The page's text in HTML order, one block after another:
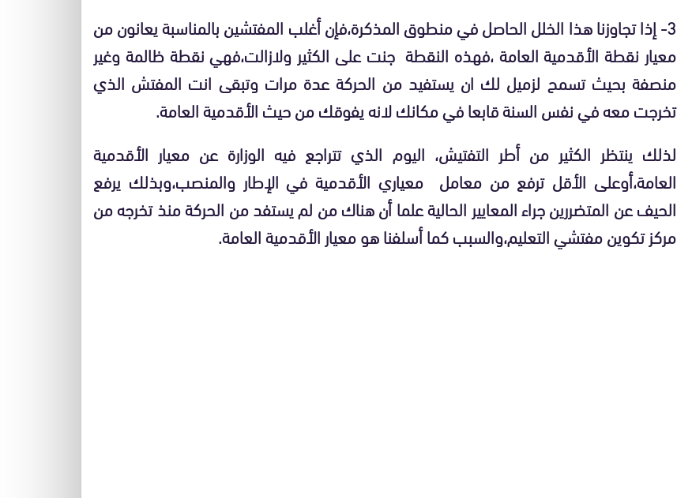
3- إذا تجاوزنا هذا الخلل الحاصل في منطوق المذكرة،فإن أغلب المفتشين بالمناسبة يعانون من
معيار نقطة الأقدمية العامة ،فهذه النقطة جنت على الكثير ولازالت،فهي نقطة ظالمة وغير
منصفة بحيث تسمح لزميل لك ان يستفيد من الحركة عدة مرات وتبقى انت المفتش الذي
تخرجت معه في نفس السنة قابعا في مكانك لانه يفوقك من حيث الأقدمية العامة.
لذلك ينتظر الكثير من أطر التفتيش، اليوم الذي تتراجع فيه الوزارة عن معيار الأقدمية
العامة،أوعلى الأقل ترفع من معامل معياري الأقدمية في الإطار والمنصب،وبذلك يرفع
الحيف عن المتضررين جراء المعايير الحالية علما أن هناك من لم يستفد من الحركة منذ تخرجه من
مركز تكوين مفتشي التعليم،والسبب كما أسلفنا هو معيار الأقدمية العامة.